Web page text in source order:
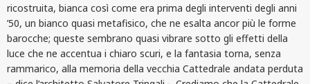
ricostruita, bianca così come era prima degli interventi degli anni
’50, un bianco quasi metafisico, che ne esalta ancor più le forme
barocche; queste sembrano quasi vibrare sotto gli effetti della
luce che ne accentua i chiaro scuri, e la fantasia torna, senza
rammarico, alla memoria della vecchia Cattedrale andata perduta